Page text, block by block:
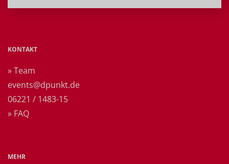
KONTAKT
» Team
events@dpunkt.de
06221 / 1483-15
» FAQ
MEHR